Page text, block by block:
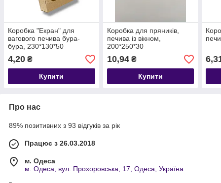
Коробка "Екран" для
вагового печива бура-
бура, 230*130*50
4,20 ₴
Купити
Коробка для пряників,
печива із вікном,
200*250*30
10,94₴
Купити
Про нас
89% позитивних з 93 відгуків за рік
Працює з 26.03.2018
м. Одеса
м. Одеса, вул. Прохоровська, 17, Одеса, Україна